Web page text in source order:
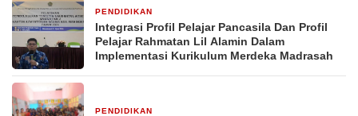
PENDIDIKAN
Integrasi Profil Pelajar Pancasila Dan Profil
Pelajar Rahmatan Lil Alamin Dalam
Implementasi Kurikulum Merdeka Madrasah
PENDIDIKAN